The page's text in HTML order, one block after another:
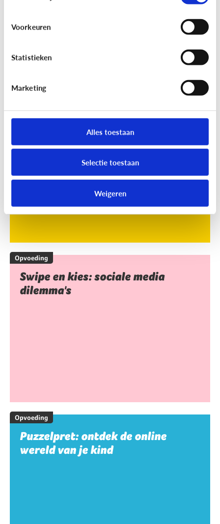
Voorkeuren
Statistieken
Marketing
Alles toestaan
Selectie toestaan
Weigeren
[Online quiz]Waar is schermtijd
Opvoeding
Swipe en kies: sociale media
dilemma's
Opvoeding
Puzzelpret: ontdek de online
wereld van je kind